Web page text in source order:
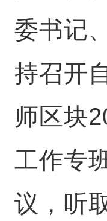
委书记
持召开
师区块
工作专
议，听